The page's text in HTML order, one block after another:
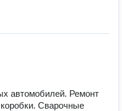
автомобилей. Ремонт
Сварочные